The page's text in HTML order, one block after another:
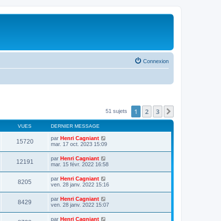
Connexion
51 sujets 1 2 3
VUES DERNIER MESSAGE
15720 par Henri Cagniant
mar. 17 oct. 2023 15:09
12191 par Henri Cagniant
mar. 15 févr. 2022 16:58
8205 par Henri Cagniant
ven. 28 janv. 2022 15:16
8429 par Henri Cagniant
ven. 28 janv. 2022 15:07
par Henri Cagniant